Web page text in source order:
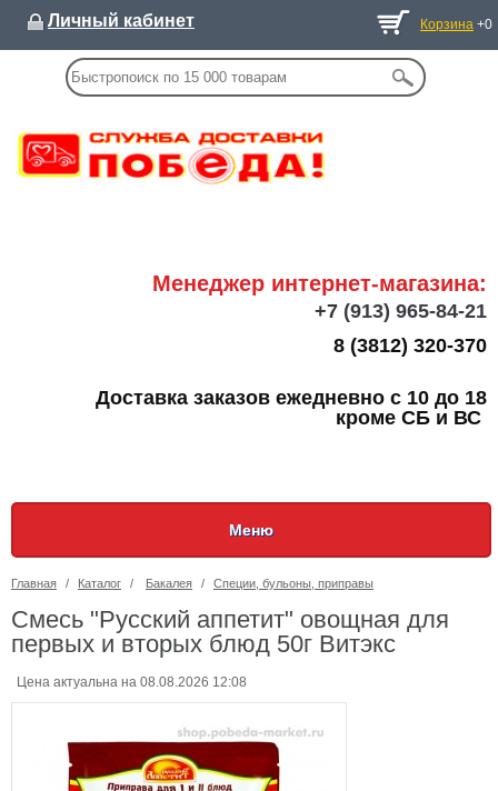
Личный кабинет Корзина +0
Менеджер интернет-магазина:
+7 (913) 965-84-21
8 (3812) 320-370
Доставка заказов ежедневно с 10 до 18
кроме СБ и ВС
Меню
Главная / Каталог / Бакалея / Специи, бульоны, приправы
Смесь "Русский аппетит" овощная для
первых и вторых блюд 50г Витэкс
Цена актуальна на 08.08.2026 12:08